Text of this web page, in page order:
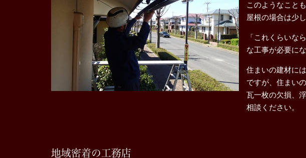
このようなこと
屋根の場合は少
「これくらいな
な工事が必要に
住まいの建材に
ですが、住まい
瓦一枚の欠損、
相談ください。
地域密着の工務店